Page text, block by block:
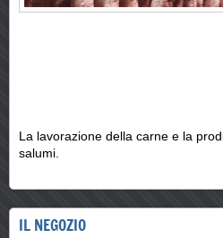
La lavorazione della carne e la
salumi.
IL NEGOZIO